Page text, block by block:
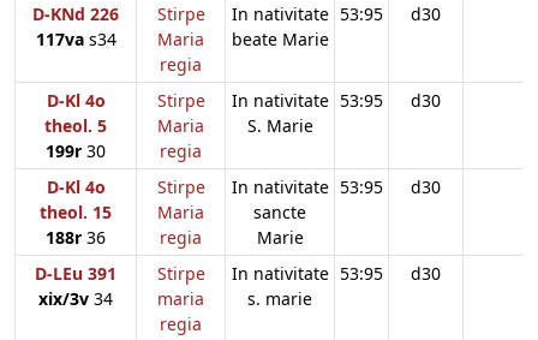
D-KNd 226
117vas34
Stirpe
Maria
regia
In nativitate
beate Marie
53:95 d30
D-Kl 4o
theol. 5
199r 30
Stirpe
Maria
regia
In nativitate
S. Marie
53:95 d30
D-Kl 4o
theol. 15
188r 36
Stirpe
Maria
regia
In nativitate
sancte
Marie
53:95 d30
D-LEu 391
xix/3v 34
Stirpe
maria
regia
In nativitate
s. marie
53:95 d30